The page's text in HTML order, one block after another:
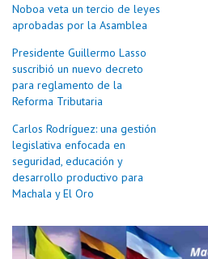
Noboa veta un tercio de leyes
aprobadas por la Asamblea
Presidente Guillermo Lasso
suscribió un nuevo decreto
para reglamento de la
Reforma Tributaria
Carlos Rodríguez: una gestión
legislativa enfocada en
seguridad, educación y
desarrollo productivo para
Machala y El Oro